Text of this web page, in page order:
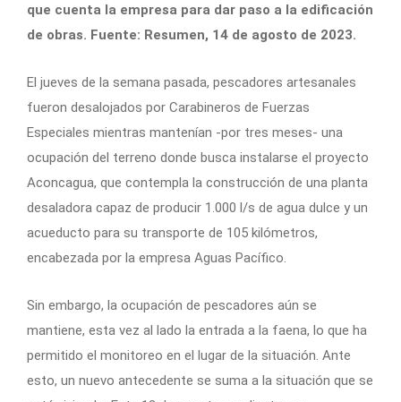
que cuenta la empresa para dar paso a la edificación
de obras. Fuente: Resumen, 14 de agosto de 2023.
El jueves de la semana pasada, pescadores artesanales
fueron desalojados por Carabineros de Fuerzas
Especiales mientras mantenían -por tres meses- una
ocupación del terreno donde busca instalarse el proyecto
Aconcagua, que contempla la construcción de una planta
desaladora capaz de producir 1.000 l/s de agua dulce y un
acueducto para su transporte de 105 kilómetros,
encabezada por la empresa Aguas Pacífico.
Sin embargo, la ocupación de pescadores aún se
mantiene, esta vez al lado la entrada a la faena, lo que ha
permitido el monitoreo en el lugar de la situación. Ante
esto, un nuevo antecedente se suma a la situación que se